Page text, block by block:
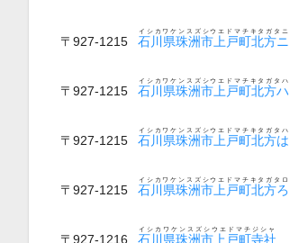
〒927-1215 石川県珠洲市上戸町北方ニ
イシカワケンスズシウエドマチキタガタニ
〒927-1215 石川県珠洲市上戸町北方ハ
イシカワケンスズシウエドマチキタガタハ
〒927-1215 石川県珠洲市上戸町北方は
イシカワケンスズシウエドマチキタガタハ
〒927-1215 石川県珠洲市上戸町北方ろ
イシカワケンスズシウエドマチキタガタロ
〒927-1216 石川県珠洲市上戸町寺社
イシカワケンスズシウエドマチジシャ